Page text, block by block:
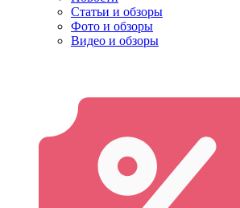
Статьи и обзоры
Фото и обзоры
Видео и обзоры